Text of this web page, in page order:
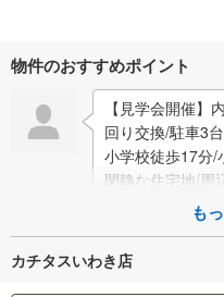
物件のおすすめポイント
【見学会開催】
回り交換/駐車3
小学校徒歩17分/
閑静な住宅地/周
り/全室南向きで
も
カチタスいわき店